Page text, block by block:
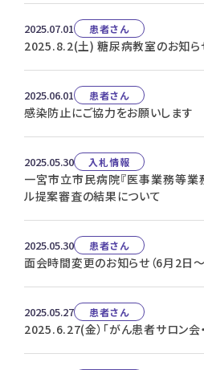
2025.07.01 患者さん
2025.8.2(土) 糖尿病教室のお知ら
2025.06.01 患者さん
感染防止にご協力をお願いします
2025.05.30 入札情報
一宮市立市民病院『医事業務等業
ル提案審査の結果について
2025.05.30 患者さん
面会時間変更のお知らせ（6月2日～
2025.05.27 患者さん
2025.6.27(金）「がん患者サロン会